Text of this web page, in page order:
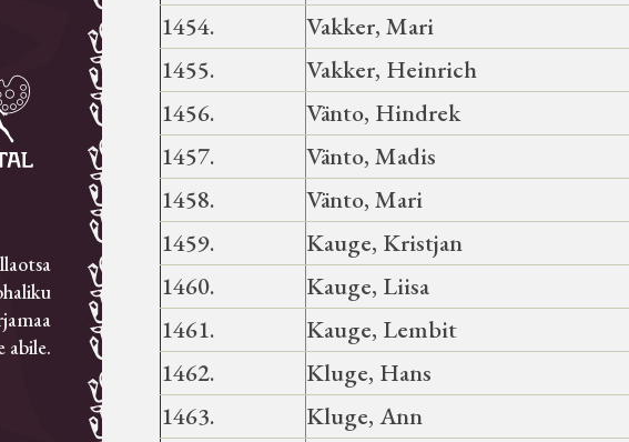
abile.
1454.
Vakker, Mari
1455.
Vakker, Heinrich
1456.
Vänto, Hindrek
1457.
Vänto, Madis
1458.
Vänto, Mari
1459.
Kauge, Kristjan
1460.
Kauge, Liisa
1461.
Kauge, Lembit
1462.
Kluge, Hans
1463.
Kluge, Ann